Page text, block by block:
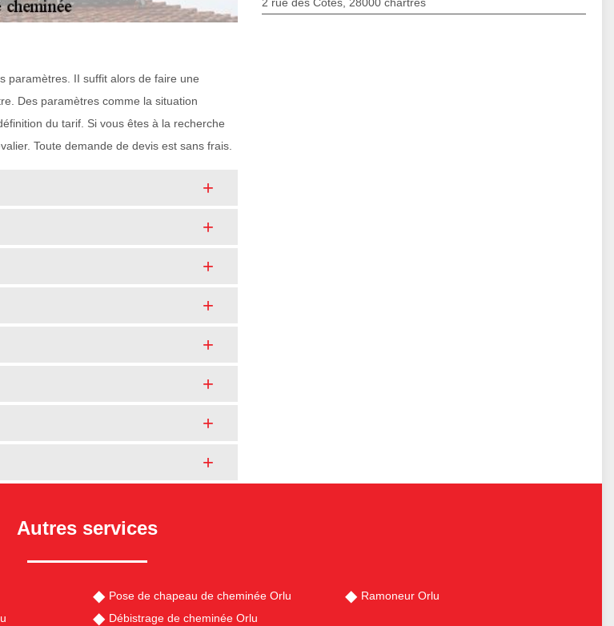
paramètres. II suffit alors de faire une
Des paramètres comme la situation
du tarif. Si vous êtes à la recherche
Toute demande de devis est sans frais.
Autres services
Pose de chapeau de cheminée Orlu
Débistrage de cheminée Orlu
Ramoneur Orlu